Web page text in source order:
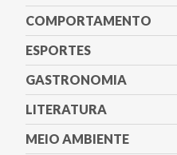
COMPORTAMENTO
ESPORTES
GASTRONOMIA
LITERATURA
MEIO AMBIENTE